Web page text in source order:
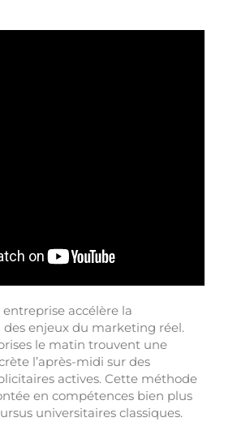
entreprise accélère la
enjeux du marketing réel.
le matin trouvent une
l’après-midi sur des
actives. Cette méthode
en compétences bien plus
universitaires classiques.